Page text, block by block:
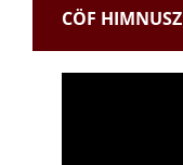
CÖF HIMNUSZ